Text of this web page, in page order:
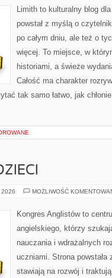
Limith to kulturalny blog
powstał z myślą o
po całym dniu, ale też o
więcej. To miejsce, w
historiami, a świeże
Całość ma charakter
tak samo łatwo, jak
2026 MOŻLIWOŚĆ
Kongres Anglistów to
angielskiego, którzy
nauczania i wdrażalnych
uczniami. Strona
stawiają na rozwój i